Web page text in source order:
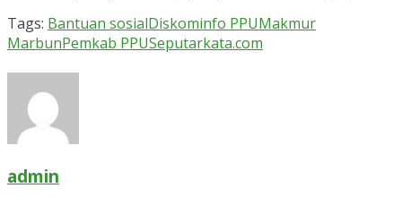
Tags: Bantuan sosialDiskominfo PPUMakmur
MarbunPemkab PPUSeputarkata.com
admin